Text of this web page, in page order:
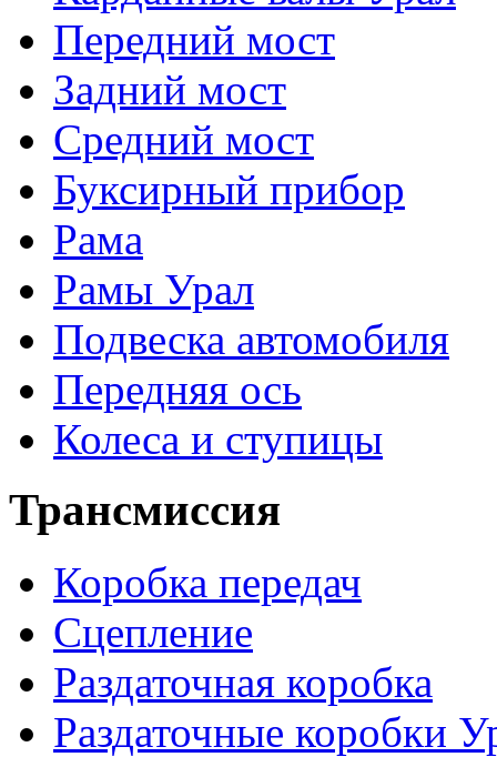
Передний мост
Задний мост
Средний мост
Буксирный прибор
Рама
Рамы Урал
Подвеска автомобиля
Передняя ось
Колеса и ступицы
Трансмиссия
Коробка передач
Сцепление
Раздаточная коробка
Раздаточные коробки